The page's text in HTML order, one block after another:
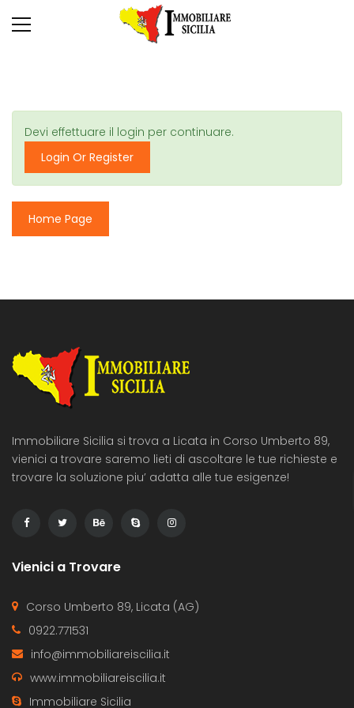
Devi effettuare il login per continuare.
Login Or Register
Home Page
Immobiliare Sicilia si trova a Licata in Corso Umberto 89,
vienici a trovare saremo lieti di ascoltare le tue richieste e
trovare la soluzione piu’ adatta alle tue esigenze!
Vienici a Trovare
Corso Umberto 89, Licata (AG)
0922.771531
info@immobiliareiscilia.it
www.immobiliareiscilia.it
Immobiliare Sicilia